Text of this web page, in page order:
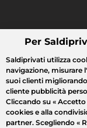
Cosa cerchi?
Tutte le vendite
Per
Saldiprivati utilizza
navigazione, misurare
suoi clienti
cliente pubblicità
Cliccando su « Accetto
cookies e alla
partner. Scegliendo «